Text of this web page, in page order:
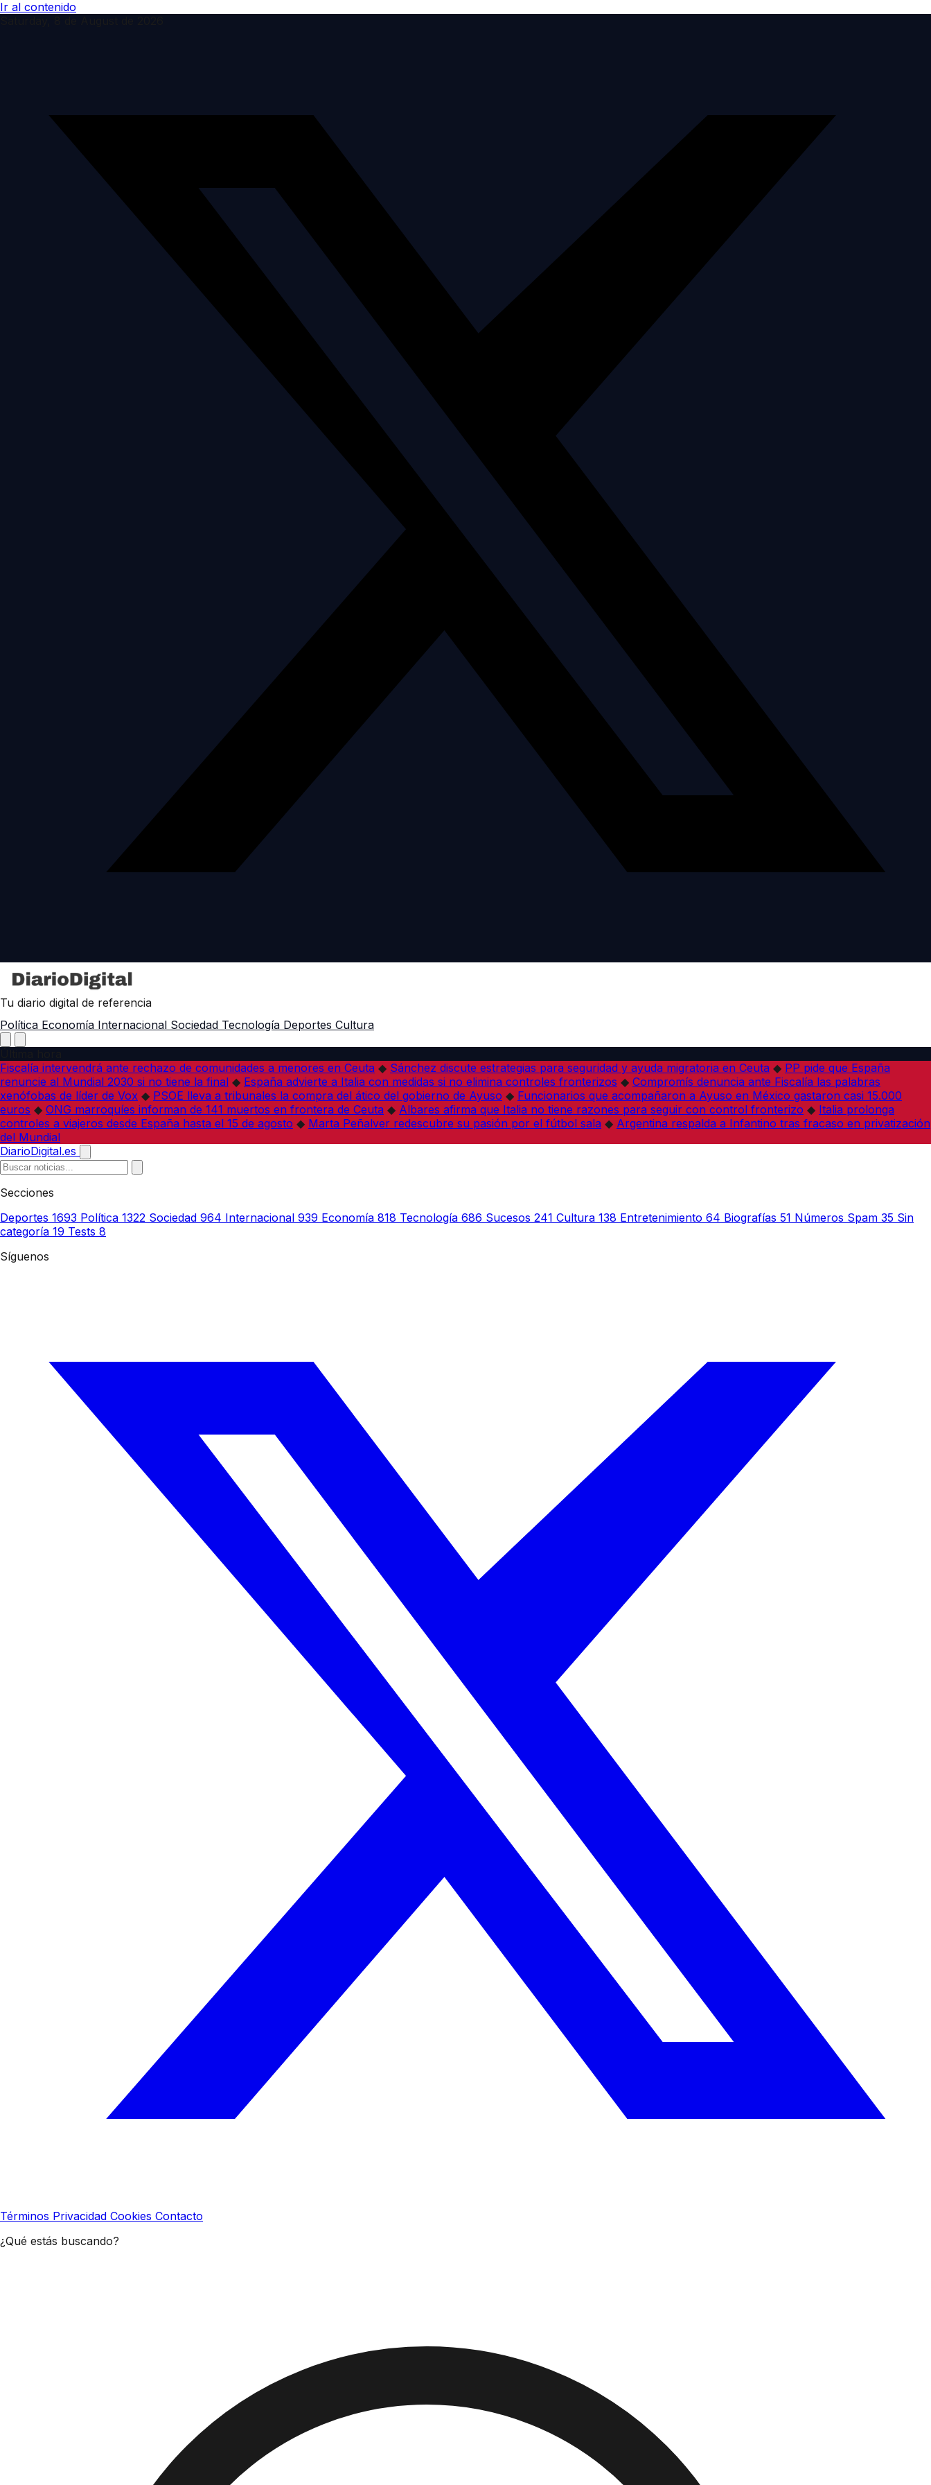
Ir al contenido
Tu diario digital de referencia
Política Economía Internacional Sociedad Tecnología Deportes Cultura
Fiscalía intervendrá ante rechazo de comunidades a menores en Ceuta ◆ Sánchez discute estrategias para seguridad y ayuda migratoria en Ceuta ◆ PP pide que España
renuncie al Mundial 2030 si no tiene la final ◆ España advierte a Italia con medidas si no elimina controles fronterizos ◆ Compromís denuncia ante Fiscalía las palabras
xenófobas de líder de Vox ◆ PSOE lleva a tribunales la compra del ático del gobierno de Ayuso ◆ Funcionarios que acompañaron a Ayuso en México gastaron casi 15.000
euros ◆ ONG marroquíes informan de 141 muertos en frontera de Ceuta ◆ Albares afirma que Italia no tiene razones para seguir con control fronterizo ◆ Italia prolonga
controles a viajeros desde España hasta el 15 de agosto ◆ Marta Peñalver redescubre su pasión por el fútbol sala ◆ Argentina respalda a Infantino tras fracaso en privatización
del Mundial
DiarioDigital.es
Secciones
Deportes 1693 Política 1322 Sociedad 964 Internacional 939 Economía 818 Tecnología 686 Sucesos 241 Cultura 138 Entretenimiento 64 Biografías 51 Números Spam 35 Sin
categoría 19 Tests 8
Síguenos
Términos Privacidad Cookies Contacto
¿Qué estás buscando?